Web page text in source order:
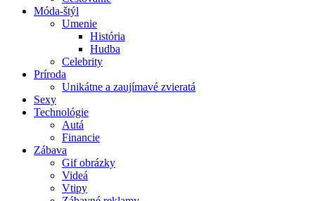
Móda-štýl
Umenie
História
Hudba
Celebrity
Príroda
Unikátne a zaujímavé zvieratá
Sexy
Technológie
Autá
Financie
Zábava
Gif obrázky
Videá
Vtipy